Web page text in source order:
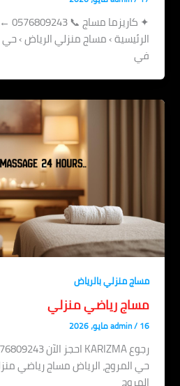
✦
الرئيسية › مساج منزلي الرياض ›
في
مساج منزلي بالرياض
مساج رياضي منزلي
admin/16 مايو، 2026
حي المروج، الرياض مساج رياضي
المروج